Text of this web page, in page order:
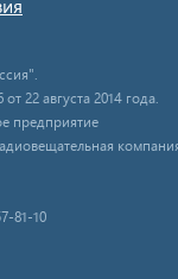
22 августа 2014 года.
предприятие
81-10